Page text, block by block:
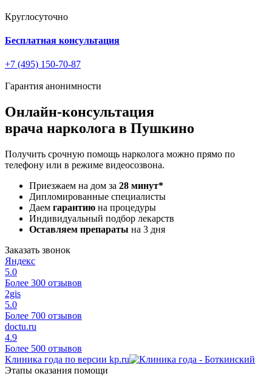
Круглосуточно
Бесплатная консультация
+7 (495) 150-70-87
Гарантия анонимности
Онлайн-консультация
врача нарколога в Пушкино
Получить срочную помощь нарколога можно прямо по
телефону или в режиме видеосозвона.
Приезжаем на дом за 28 минут*
Дипломированные специалисты
Даем гарантию на процедуры
Индивидуальный подбор лекарств
Оставляем препараты на 3 дня
Заказать звонок
Яндекс
5.0
Более 300 отзывов
2gis
5.0
Более 700 отзывов
doctu.ru
4.9
Более 500 отзывов
Клиника года по версии kp.ru
Этапы оказания помощи